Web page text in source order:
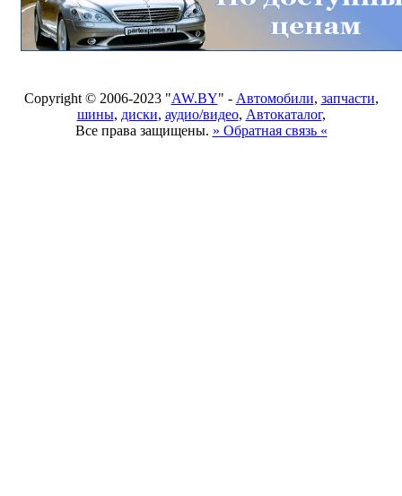
Copyright © 2006-2023 "AW.BY" - Автомобили, запчасти,
шины, диски, аудио/видео, Автокаталог,
Все права защищены. » Обратная связь «